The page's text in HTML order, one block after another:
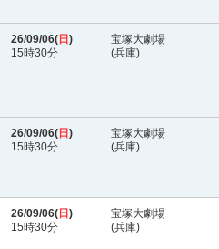
26/09/06( 日 )
15時30分
宝塚大劇場
(兵庫)
26/09/06( 日 )
15時30分
宝塚大劇場
(兵庫)
26/09/06( 日 )
15時30分
宝塚大劇場
(兵庫)